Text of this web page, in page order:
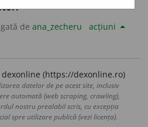
de ana_zecheru acțiuni
(https://dexonline.ro)
datelor de pe acest site, inclusiv
automată (web scraping, crawling),
nostru prealabil scris, cu excepția
spre utilizare publică (vezi licența).